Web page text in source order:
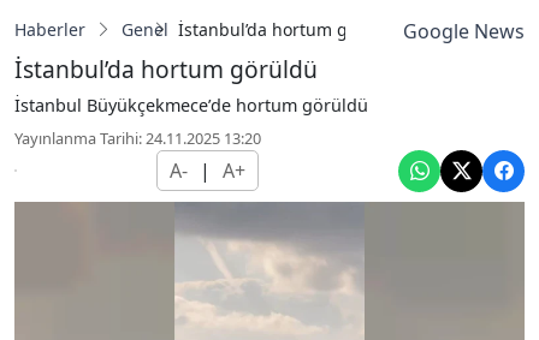
Haberler Genel İstanbul’da hortum görüldü Google News
İstanbul’da hortum görüldü
İstanbul Büyükçekmece’de hortum görüldü
Yayınlanma Tarihi: 24.11.2025 13:20
A- | A+